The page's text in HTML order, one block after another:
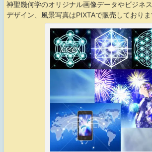
神聖幾何学のオリジナル画像データやビジネ
デザイン、風景写真はPIXTAで販売しておりま